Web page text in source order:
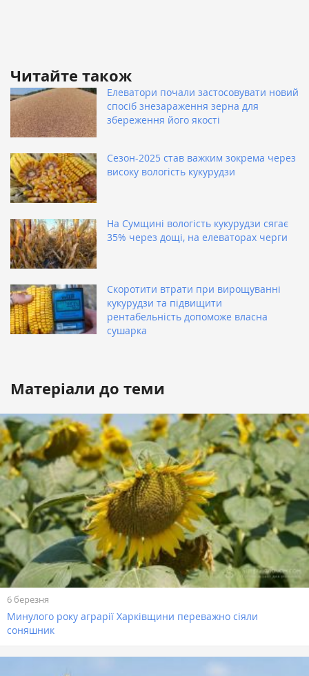
Читайте також
Елеватори почали застосовувати новий
спосіб знезараження зерна для
збереження його якості
Сезон-2025 став важким зокрема через
високу вологість кукурудзи
На Сумщині вологість кукурудзи сягає
35% через дощі, на елеваторах черги
Скоротити втрати при вирощуванні
кукурудзи та підвищити
рентабельність допоможе власна
сушарка
Матеріали до теми
6 березня
Минулого року аграрії Харківщини переважно сіяли
соняшник